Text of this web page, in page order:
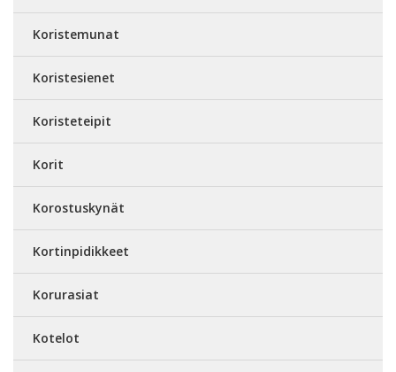
Koristemunat
Koristesienet
Koristeteipit
Korit
Korostuskynät
Kortinpidikkeet
Korurasiat
Kotelot